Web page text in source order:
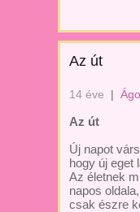
Az út
14 éve |
Az út
Új napot
hogy új eget
Az életnek
napos oldala,
csak észre